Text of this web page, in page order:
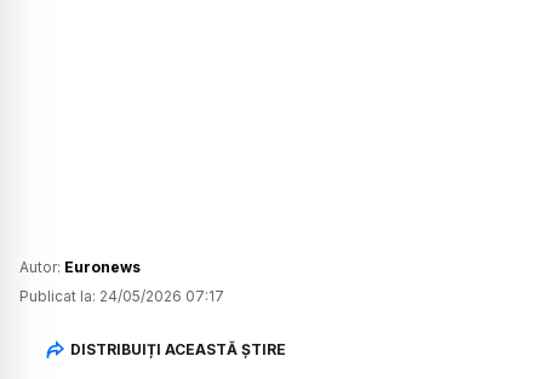
Autor: Euronews
Publicat la: 24/05/2026 07:17
DISTRIBUIȚI ACEASTĂ ȘTIRE